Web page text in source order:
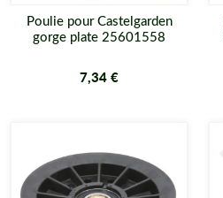
Poulie pour Castelgarden
gorge plate 25601558
7,34 €